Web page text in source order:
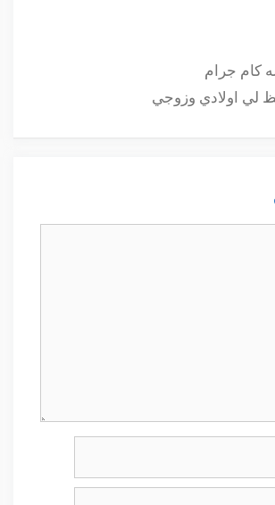
كام جرام
لي اولادي وزوجي